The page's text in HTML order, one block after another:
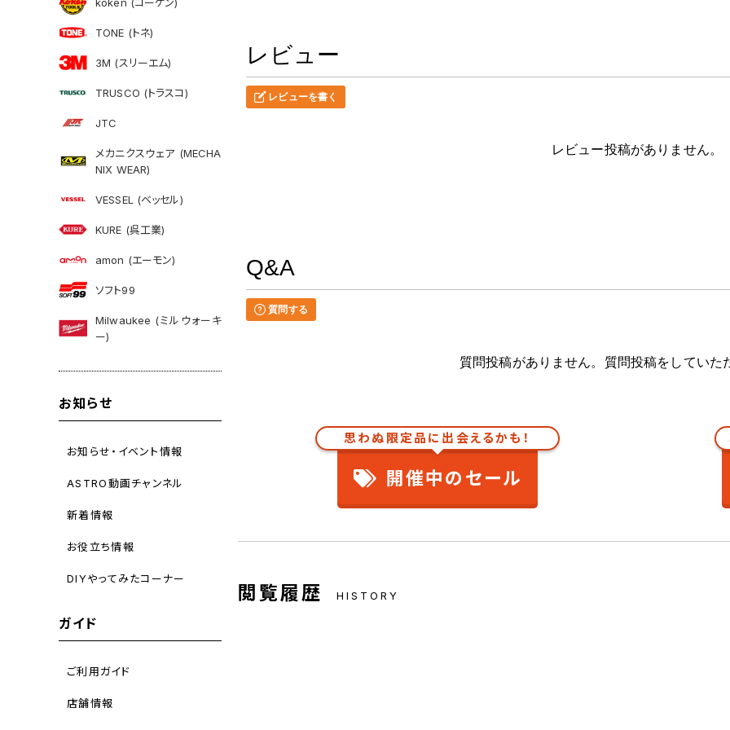
TONE (トネ)
3M (スリーエム)
TRUSCO (トラスコ)
JTC
メカニクスウェア (MECHA
NIX WEAR)
VESSEL (ベッセル)
KURE (呉工業)
amon (エーモン)
ソフト99
Milwaukee (ミルウォーキ
ー)
お知らせ
お知らせ・イベント情報
ASTRO動画チャンネル
新着情報
お役立ち情報
DIYやってみたコーナー
ガイド
ご利用ガイド
店舗情報
レビュー
レビューを書く
レビュー投稿がありません。
Q&A
質問する
質問投稿がありません。質問投稿をしていた
思わぬ限定品に出会えるかも！
開催中のセール
閲覧履歴 HISTORY